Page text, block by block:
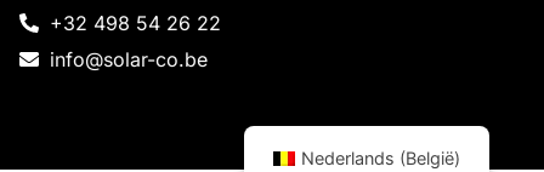
+32 498 54 26 22
info@solar-co.be
Nederlands (België)